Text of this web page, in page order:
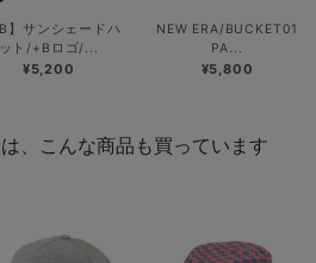
】サンシェードハ
ット/+Bロゴ/...
¥5,200
NEW ERA/BUCKET01
PA...
¥5,800
、こんな商品も買っています